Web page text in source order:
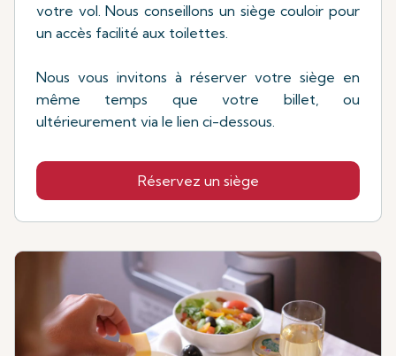
votre vol. Nous conseillons un siège couloir pour
un accès facilité aux toilettes.
Nous vous invitons à réserver votre siège en
même temps que votre billet, ou
ultérieurement via le lien ci-dessous.
Réservez un siège